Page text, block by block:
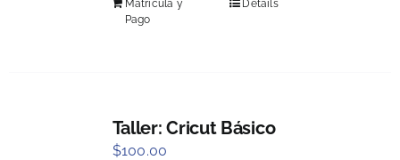
Matrícula y
Pago
Details
Taller: Cricut Básico
$100.00